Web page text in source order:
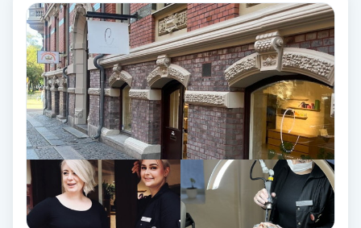
Huduppstramning
Hudvård
Hyaluronsyra
Hyperhidros
Hypnos